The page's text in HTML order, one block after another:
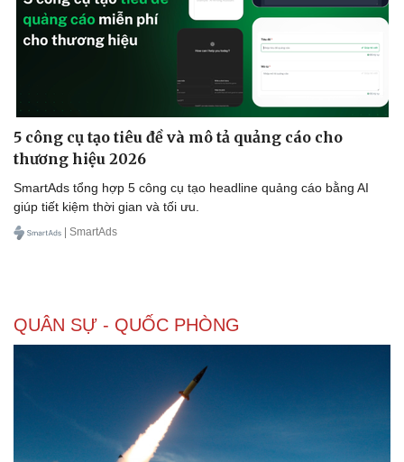
Kinh tế
Bất động sản
Khởi nghiệp
Thị trường
Tỷ giá
5 công cụ tạo tiêu đề và mô tả quảng cáo cho
thương hiệu 2026
SmartAds tổng hợp 5 công cụ tạo headline quảng cáo bằng AI
giúp tiết kiệm thời gian và tối ưu.
| SmartAds
QUÂN SỰ - QUỐC PHÒNG